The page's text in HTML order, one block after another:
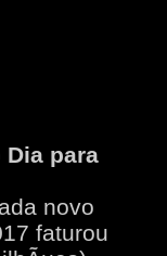
para
novo
faturou